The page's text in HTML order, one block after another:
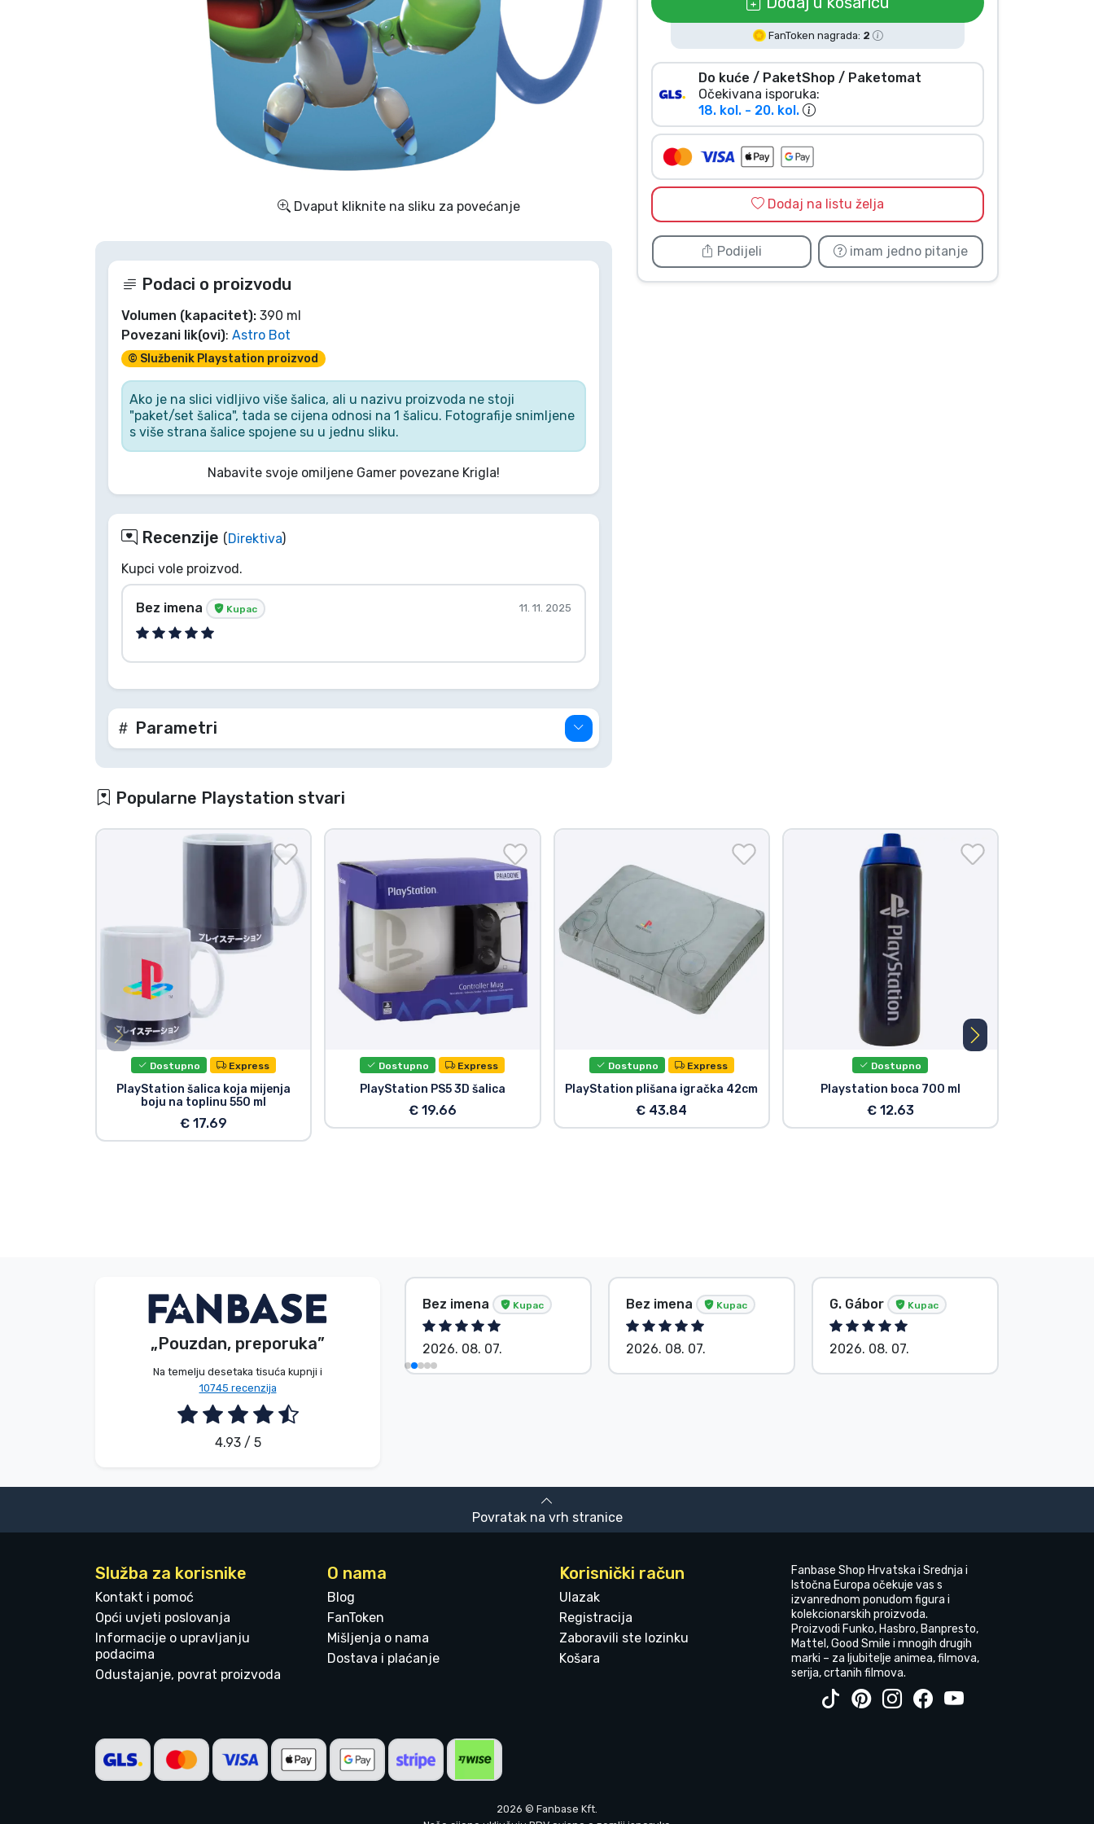
Dvaput kliknite na sliku za povećanje
FanToken nagrada: 2
Do kuće / PaketShop / Paketomat
Očekivana isporuka:
18. kol. - 20. kol.
Dodaj na listu želja
Podijeli imam jedno pitanje
Podaci o proizvodu
Volumen (kapacitet): 390 ml
Povezani lik(ovi): Astro Bot
© Službenik Playstation proizvod
Ako je na slici vidljivo više šalica, ali u nazivu proizvoda ne stoji
"paket/set šalica", tada se cijena odnosi na 1 šalicu. Fotografije snimljene
s više strana šalice spojene su u jednu sliku.
Nabavite svoje omiljene Gamer povezane Krigla!
Recenzije ( Direktiva)
Kupci vole proizvod.
Bez imena Kupac 11. 11. 2025
Parametri
Popularne Playstation stvari
Dostupno Express
PlayStation šalica koja mijenja
boju na toplinu 550 ml
€ 17.69
Dostupno Express
PlayStation PS5 3D šalica
€ 19.66
Dostupno Express
PlayStation plišana igračka 42cm
€ 43.84
Dostupno
Playstation boca 700 ml
€ 12.63
„Pouzdan, preporuka”
Na temelju desetaka tisuća kupnji i
10745 recenzija
4.93 / 5
Bez imena Kupac
2026. 08. 08.
Bez imena Kupac
2026. 08. 07.
Bez imena Kupac
2026. 08. 07.
G. Gábor Kupac
2026. 08. 07.
Povratak na vrh stranice
Služba za korisnike
Kontakt i pomoć
Opći uvjeti poslovanja
Informacije o upravljanju
podacima
Odustajanje, povrat proizvoda
O nama
Blog
FanToken
Mišljenja o nama
Dostava i plaćanje
Korisnički račun
Ulazak
Registracija
Zaboravili ste lozinku
Košara
Fanbase Shop Hrvatska i Srednja i
Istočna Europa očekuje vas s
izvanrednom ponudom figura i
kolekcionarskih proizvoda.
Proizvodi Funko, Hasbro, Banpresto,
Mattel, Good Smile i mnogih drugih
marki – za ljubitelje animea, filmova,
serija, crtanih filmova.
2026 © Fanbase Kft.
Sportski proizvodi
Vrste proizvoda